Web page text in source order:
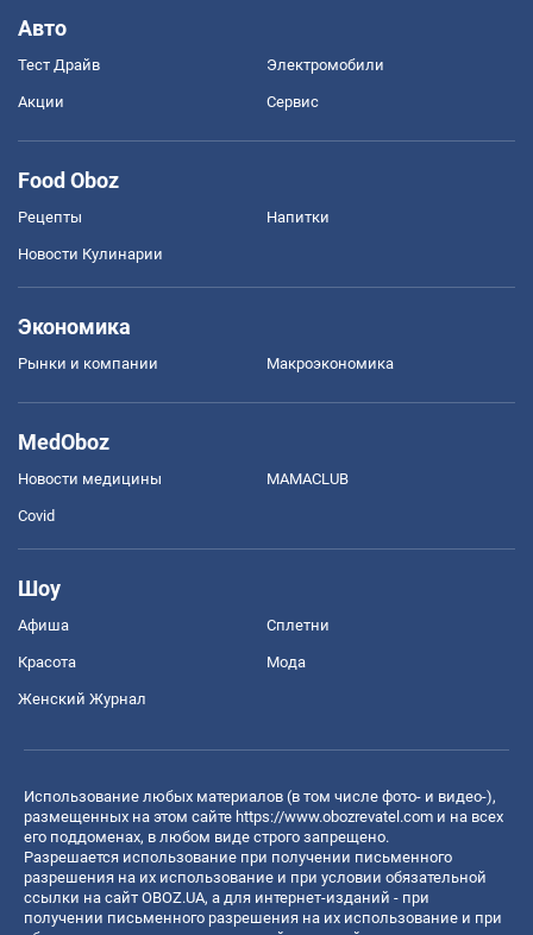
Авто
Тест Драйв Электромобили
Акции Сервис
Food Oboz
Рецепты Напитки
Новости Кулинарии
Экономика
Рынки и компании Mакроэкономика
MedOboz
Новости медицины MAMACLUB
Covid
Шоу
Афиша Сплетни
Красота Мода
Женский Журнал
Использование любых материалов (в том числе фото- и видео-),
размещенных на этом сайте https://www.obozrevatel.com и на всех
его поддоменах, в любом виде строго запрещено.
Разрешается использование при получении письменного
разрешения на их использование и при условии обязательной
ссылки на сайт OBOZ.UA, а для интернет-изданий - при
получении письменного разрешения на их использование и при